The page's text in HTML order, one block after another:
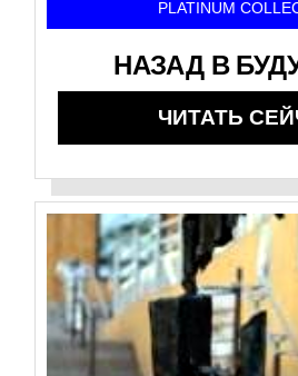
PLATINUM
НАЗАД В
ЧИТАТЬ